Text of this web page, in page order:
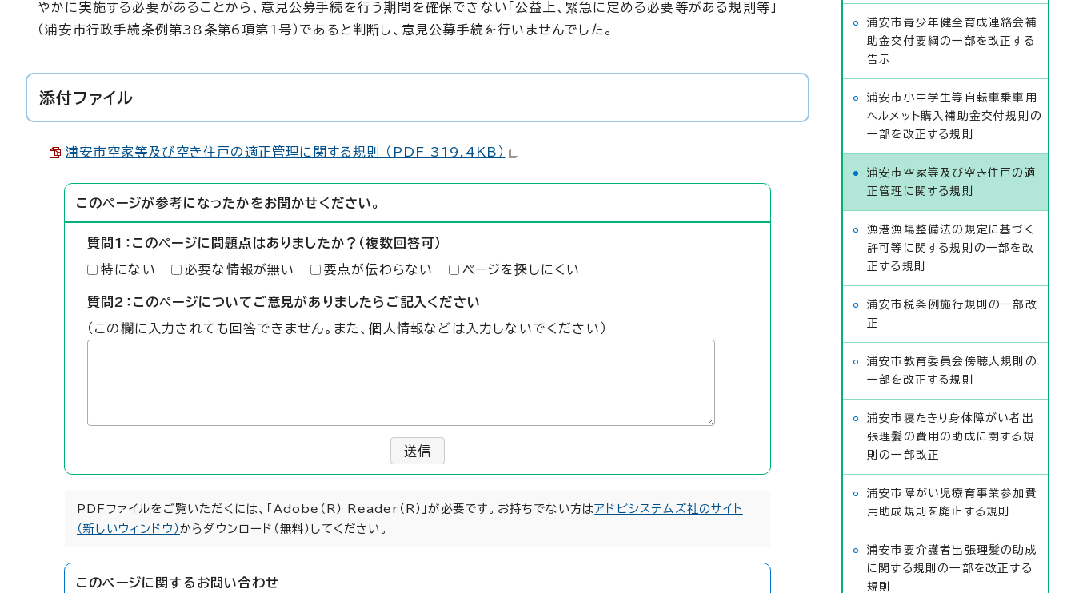
やかに実施する必要があることから、意見公募手続を行う期間を確保できない「公益上、緊急に定める必要等がある規則等」
（浦安市行政手続条例第38条第6項第1号）であると判断し、意見公募手続を行いませんでした。
添付ファイル
浦安市空家等及び空き住戸の適正管理に関する規則 （PDF 319.4KB）
このページが参考になったかをお聞かせください。
質問1：このページに問題点はありましたか？（複数回答可）
特にない 必要な情報が無い 要点が伝わらない ページを探しにくい
質問2：このページについてご意見がありましたらご記入ください
（この欄に入力されても回答できません。また、個人情報などは入力しないでください）
送信
PDFファイルをご覧いただくには、「Adobe（R） Reader（R）」が必要です。お持ちでない方はアドビシステムズ社のサイト
（新しいウィンドウ）からダウンロード（無料）してください。
このページに関する お問い合わせ
浦安市青少年健全育成連絡会補
助金交付要綱の一部を改正する
告示
浦安市小中学生等自転車乗車用
ヘルメット購入補助金交付規則の
一部を改正する規則
浦安市空家等及び空き住戸の適
正管理に関する規則
漁港漁場整備法の規定に基づく
許可等に関する規則の一部を改
正する規則
浦安市税条例施行規則の一部改
正
浦安市教育委員会傍聴人規則の
一部を改正する規則
浦安市寝たきり身体障がい者出
張理髪の費用の助成に関する規
則の一部改正
浦安市障がい児療育事業参加費
用助成規則を廃止する規則
浦安市要介護者出張理髪の助成
に関する規則の一部を改正する
規則